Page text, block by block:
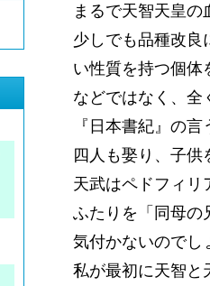
まるで天智天皇の
少しでも品種改良
い性質を持つ個体
などではなく、全
『日本書紀』の
四人も娶り、子供
天武はペドフィリ
ふたりを「同母の
気付かないのでし
私が最初に天智と